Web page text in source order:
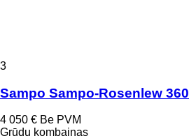
3
Sampo Sampo-Rosenlew 360
4 050 € Be PVM
Grūdų kombainas